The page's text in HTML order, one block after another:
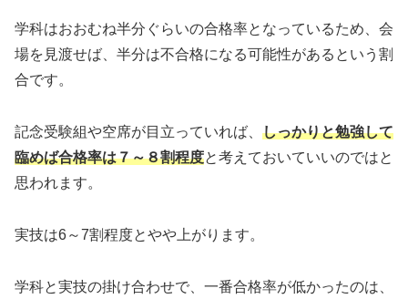
学科はおおむね半分ぐらいの合格率となっているため、会
場を見渡せば、半分は不合格になる可能性があるという割
合です。
記念受験組や空席が目立っていれば、 しっかりと勉強して
臨めば合格率は７～８割程度と考えておいていいのではと
思われます。
実技は6～7割程度とやや上がります。
学科と実技の掛け合わせで、一番合格率が低かったのは、